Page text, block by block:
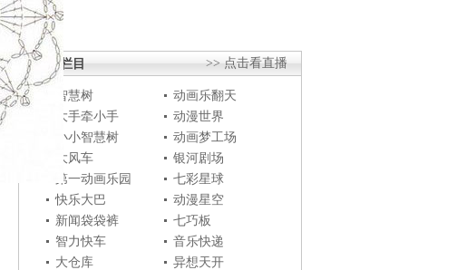
>> 点击看直播
青少栏目
智慧树
动画乐翻天
大手牵小手
动漫世界
小小智慧树
动画梦工场
大风车
银河剧场
第一动画乐园
七彩星球
快乐大巴
动漫星空
新闻袋袋裤
七巧板
智力快车
音乐快递
大仓库
异想天开